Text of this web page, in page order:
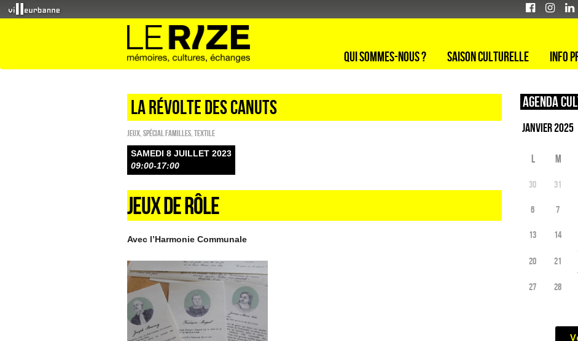
Qui sommes-nous ? Saison culturelle Info
la révolte des canuts
Jeux Spécial familles Textile
SAMEDI 8 JUILLET 2023
09:00-17:00
JEUX DE RÔLE
Avec l’Harmonie Communale
Agenda
L M
30 31
6 7
13 14
20 21
27 28